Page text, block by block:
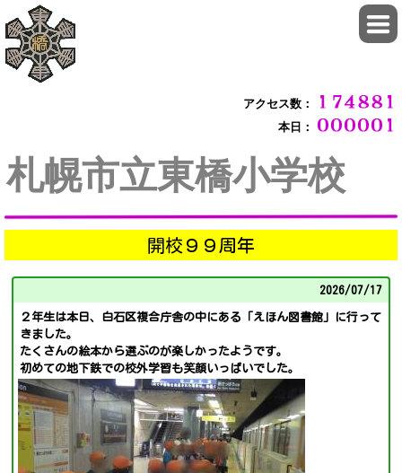
アクセス数：
本日：
札幌市立東橋小学校
開校９９周年
2026/07/17
２年生は本日、白石区複合庁舎の中にある「えほん図書館」に行って
きました。
たくさんの絵本から選ぶのが楽しかったようです。
初めての地下鉄での校外学習も笑顔いっぱいでした。